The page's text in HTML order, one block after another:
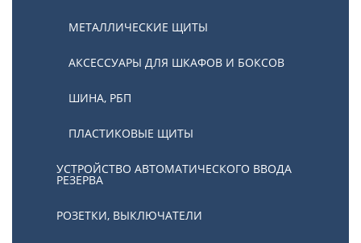
МЕТАЛЛИЧЕСКИЕ ЩИТЫ
АКСЕССУАРЫ ДЛЯ ШКАФОВ И БОКСОВ
ШИНА, РБП
ПЛАСТИКОВЫЕ ЩИТЫ
УСТРОЙСТВО АВТОМАТИЧЕСКОГО ВВОДА
РЕЗЕРВА
РОЗЕТКИ, ВЫКЛЮЧАТЕЛИ